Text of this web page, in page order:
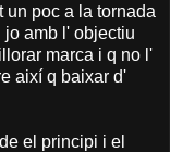
un poc a la tornada
jo amb l' objectiu
marca i q no l'
així q baixar d'
el principi i el